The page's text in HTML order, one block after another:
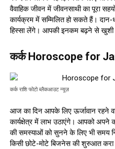
वैवाहिक जीवन में जीवनसाथी का पूरा
कार्यक्रम में सम्मिलित हो सकते हैं।
हिस्सा लेंगे। आपकी इनकम बढ़ने से खुशी
कर्क Horoscope for
कर्क राशि फोटो ब्लैकआउट न्यूज़
आज का दिन आपके लिए ऊर्जावान रहने
कार्यक्षेत्र में लाभ उठाएंगे। आपको अपने
की समस्याओं को सुनने के लिए भी समय
किसी छोटे-मोटे बिजनेस की शुरुआत